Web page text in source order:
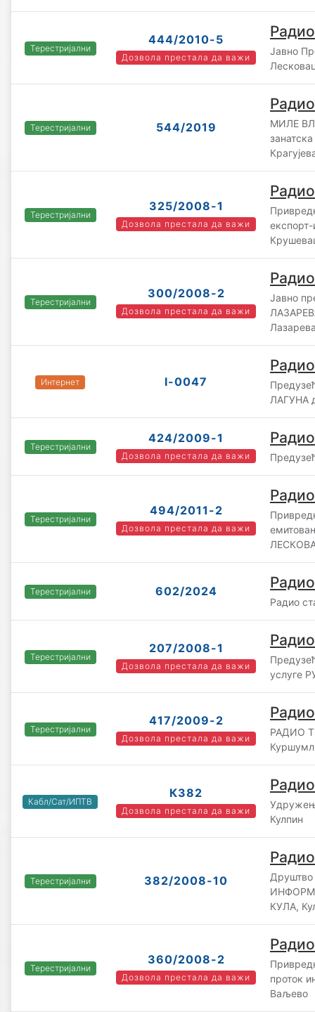
Терестријални
444/2010-5
Дозвола престала да важи
Јавно
Терестријални 544/2019
МИЛЕ
Терестријални
325/2008-1
Дозвола престала да важи
Терестријални
300/2008-2
Дозвола престала да важи
Јавно
Интернет I-0047
ЛАГУНА
Терестријални
424/2009-1
Дозвола престала да важи
Терестријални
494/2011-2
Дозвола престала да важи
Терестријални 602/2024
Радио
Терестријални
207/2008-1
Дозвола престала да важи
услуге
Терестријални
417/2009-2
Дозвола престала да важи
РАДИО
Кабл/Сат/ИПТВ
К382
Дозвола престала да важи
Кулпин
Терестријални 382/2008-10
Друштво
КУЛА,
Терестријални
360/2008-2
Дозвола престала да важи
проток
Ваљево